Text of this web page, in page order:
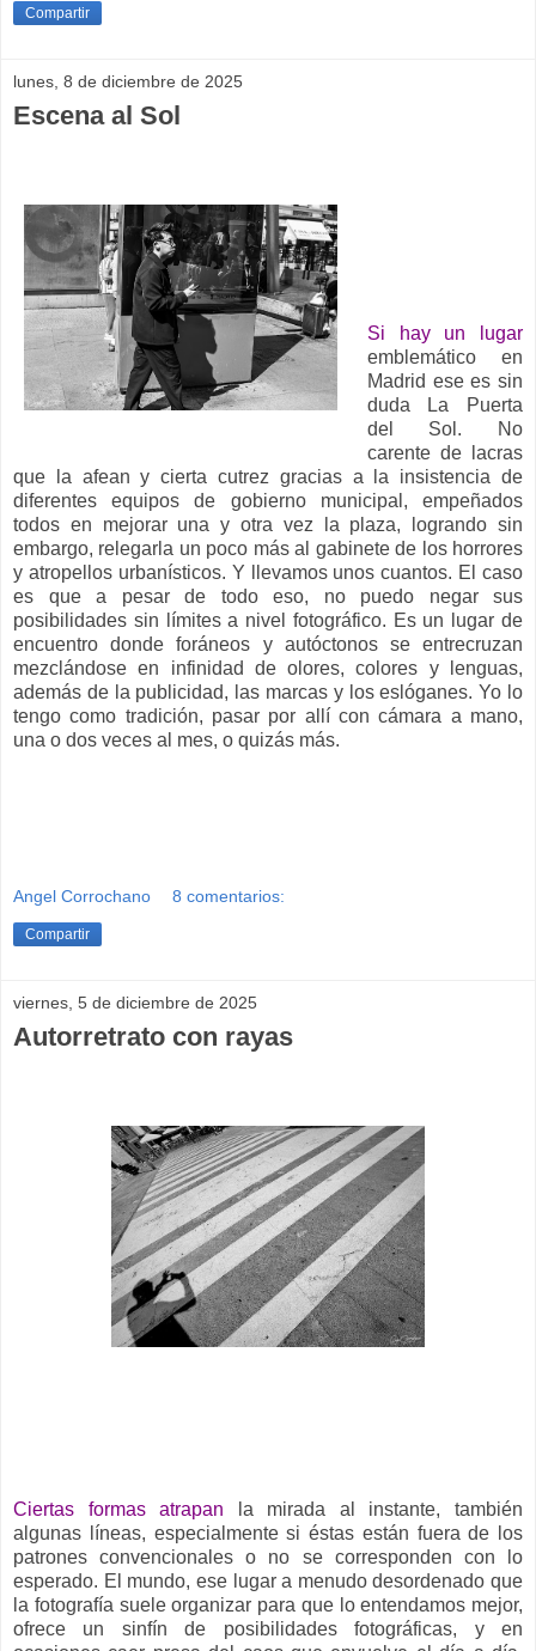
Compartir
lunes, 8 de diciembre de 2025
Escena al Sol
Si hay un lugar
emblemático en
Madrid ese es sin
duda La Puerta
del Sol. No
carente de lacras
que la afean y cierta cutrez gracias a la insistencia de
diferentes equipos de gobierno municipal, empeñados
todos en mejorar una y otra vez la plaza, logrando sin
embargo, relegarla un poco más al gabinete de los horrores
y atropellos urbanísticos. Y llevamos unos cuantos. El caso
es que a pesar de todo eso, no puedo negar sus
posibilidades sin límites a nivel fotográfico. Es un lugar de
encuentro donde foráneos y autóctonos se entrecruzan
mezclándose en infinidad de olores, colores y lenguas,
además de la publicidad, las marcas y los eslóganes. Yo lo
tengo como tradición, pasar por allí con cámara a mano,
una o dos veces al mes, o quizás más.
Angel Corrochano 8 comentarios:
Compartir
viernes, 5 de diciembre de 2025
Autorretrato con rayas
Ciertas formas atrapan la mirada al instante, también
algunas líneas, especialmente si éstas están fuera de los
patrones convencionales o no se corresponden con lo
esperado. El mundo, ese lugar a menudo desordenado que
la fotografía suele organizar para que lo entendamos mejor,
ofrece un sinfín de posibilidades fotográficas, y en